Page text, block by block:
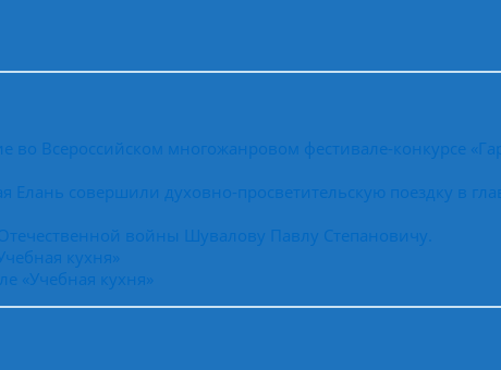
Всероссийском многожанровом фестивале-конкурсе
совершили духовно-просветительскую поездку в
войны Шувалову Павлу Степановичу.
кухня»
«Учебная кухня»